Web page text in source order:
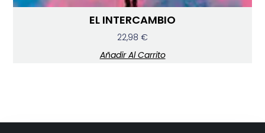
EL INTERCAMBIO
22,98 €
Añadir Al Carrito